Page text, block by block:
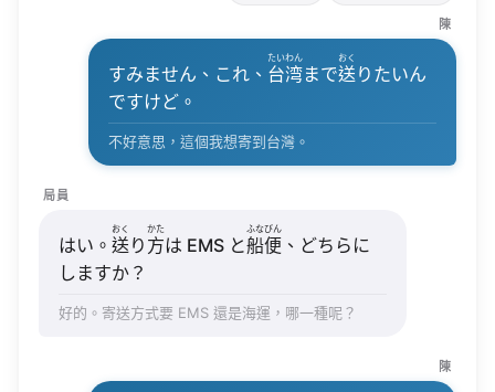
陳
すみません、これ、 台湾
たいわん
まで送
おく
りたいん
ですけど。
不好意思，這個我想寄到台灣。
局員
はい。 送
おく
り 方
かた
は EMS と船便
ふなびん
、どちらに
しますか？
好的。寄送方式要 EMS 還是海運，哪一種呢？
陳